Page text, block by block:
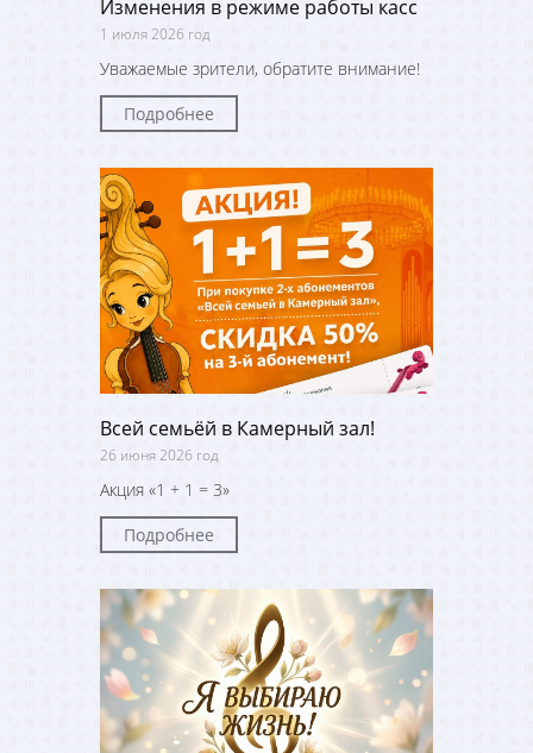
Изменения в режиме работы касс
1 июля 2026 год
Уважаемые зрители, обратите внимание!
Подробнее
Всей семьёй в Камерный зал!
26 июня 2026 год
Акция «1 + 1 = 3»
Подробнее